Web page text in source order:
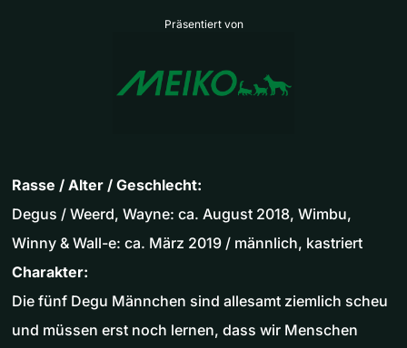
Präsentiert von
Rasse / Alter / Geschlecht:
Degus / Weerd, Wayne: ca. August 2018, Wimbu,
Winny & Wall-e: ca. März 2019 / männlich, kastriert
Charakter:
Die fünf Degu Männchen sind allesamt ziemlich scheu
und müssen erst noch lernen, dass wir Menschen